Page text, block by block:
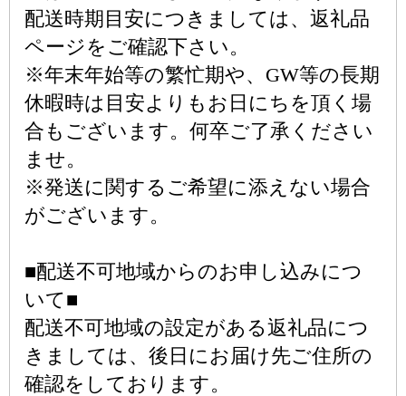
配送時期目安につきましては、返礼品
ページをご確認下さい。
※年末年始等の繁忙期や、GW等の長期
休暇時は目安よりもお日にちを頂く場
合もございます。何卒ご了承ください
ませ。
※発送に関するご希望に添えない場合
がございます。
■配送不可地域からのお申し込みにつ
いて■
配送不可地域の設定がある返礼品につ
きましては、後日にお届け先ご住所の
確認をしております。